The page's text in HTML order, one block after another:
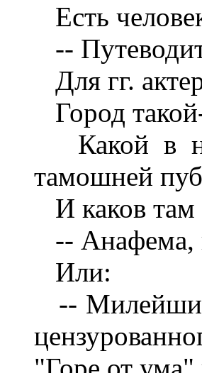
Есть
--
Для гг.
Город
Какой в
тамошней
И каков там
-- Анафема,
Или:
--